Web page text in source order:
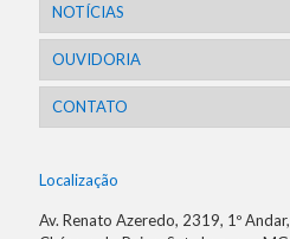
NOTÍCIAS
OUVIDORIA
CONTATO
Localização
Av. Renato Azeredo, 2319, 1º Andar,